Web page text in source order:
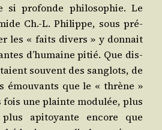
si pro­fonde phi­lo­so­phie. Le
Ch.-L. Phi­lippe, sous pré­
les « faits divers » y don­nait
d’humaine pitié. Que dis-
sou­vent des san­glots, de
émou­vants que le « thrène »
fois une plainte modu­lée, plus
api­toyante encore que